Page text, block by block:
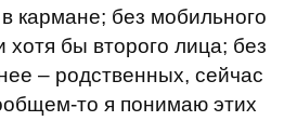
кармане; без мобильного
хотя бы второго лица; без
– родственных, сейчас
то я понимаю этих